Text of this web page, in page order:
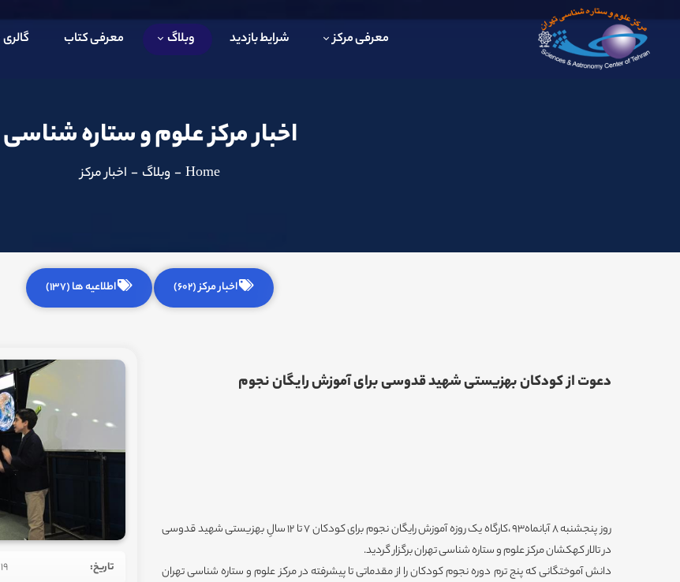
معرفی مرکز شرایط بازدید وبلاگ معرفی کتاب گالری
اخبار مرکز علوم و ستاره شناسی
Home
- وبلاگ - اخبار مرکز
اخبار مرکز (602) اطلاعیه ها (137)
دعوت از کودکان بهزیستی شهید قدوسی برای آموزش رایگان نجوم
روز پنجشنبه 8 آبانماه93 ،کارگاه یک روزه آموزش رایگان نجوم برای کودکان 7 تا 12 سالِ بهزیستی شهید قدوسی
در تالار کهکشان مرکز علوم و ستاره شناسی تهران برگزار گردید.
دانش آموختگانی که پنج ترم دوره نجوم کودکان را از مقدماتی تا پیشرفته در مرکز علوم و ستاره شناسی تهران
تاریخ: 19 آبان 1393